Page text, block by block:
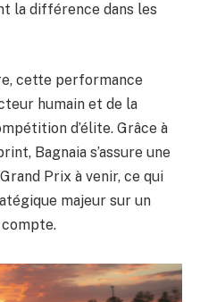
la différence dans les
cette performance
humain et de la
d’élite. Grâce à
Bagnaia s’assure une
Prix à venir, ce qui
majeur sur un